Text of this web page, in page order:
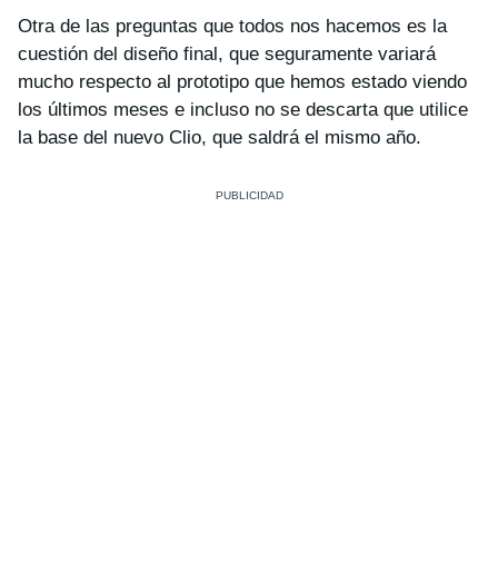
Otra de las preguntas que todos nos hacemos es la
cuestión del diseño final, que seguramente variará
mucho respecto al prototipo que hemos estado viendo
los últimos meses e incluso no se descarta que utilice
la base del nuevo Clio, que saldrá el mismo año.